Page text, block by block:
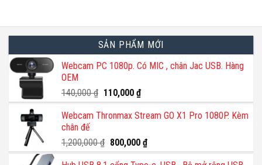
SẢN PHẨM MỚI
Webcam PC 1080p. Có MIC , chân Jac USB. Hàng
OEM
140,000₫ Giá
gốc
là:
110,000 ₫Giá
hiện
tại
110,000 ₫.
Webcam Thronmax Stream GO X1 Pro 1080P. Kèm
chân đế
1,200,000₫ Giá
gốc
800,000 ₫Giá
hiện